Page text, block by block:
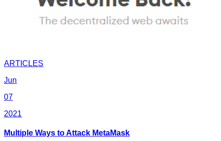
ARTICLES
Jun
07
2021
Multiple Ways to Attack MetaMask